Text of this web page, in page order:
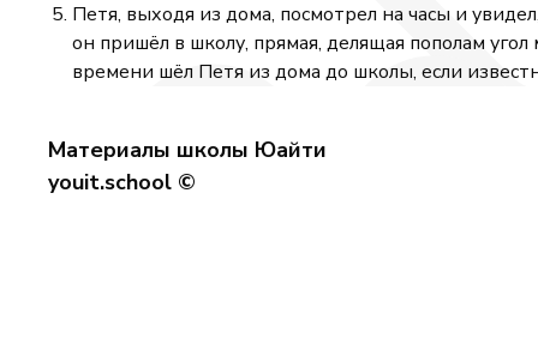
Петя, выходя из дома, посмотрел на часы и
он пришёл в школу, прямая, делящая пополам
времени шёл Петя из дома до школы, если
Материалы школы Юайти
youit.school ©